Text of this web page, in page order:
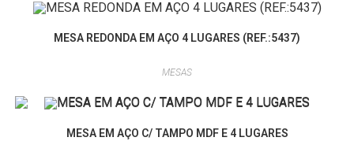
MESA REDONDA EM AÇO 4 LUGARES (REF.:5437)
MESAS
MESA EM AÇO C/ TAMPO MDF E 4 LUGARES